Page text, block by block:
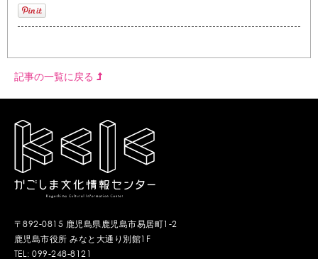
記事の一覧に戻る
〒892-0815 鹿児島県鹿児島市易居町1-2
鹿児島市役所 みなと大通り別館1F
TEL: 099-248-8121